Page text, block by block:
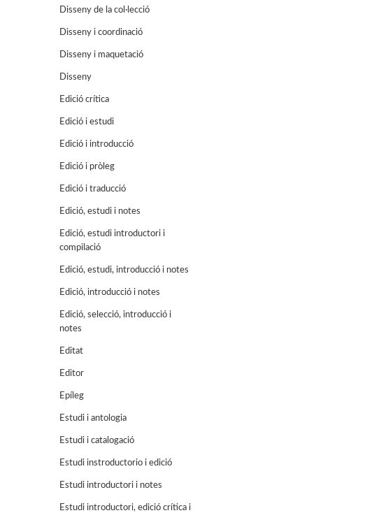
Disseny de la col·lecció
Disseny i coordinació
Disseny i maquetació
Disseny
Edició crítica
Edició i estudi
Edició i introducció
Edició i pròleg
Edició i traducció
Edició, estudi i notes
Edició, estudi introductori i
compilació
Edició, estudi, introducció i notes
Edició, introducció i notes
Edició, selecció, introducció i
notes
Editat
Editor
Epíleg
Estudi i antologia
Estudi i catalogació
Estudi instroductorio i edició
Estudi introductori i notes
Estudi introductori, edició crítica i